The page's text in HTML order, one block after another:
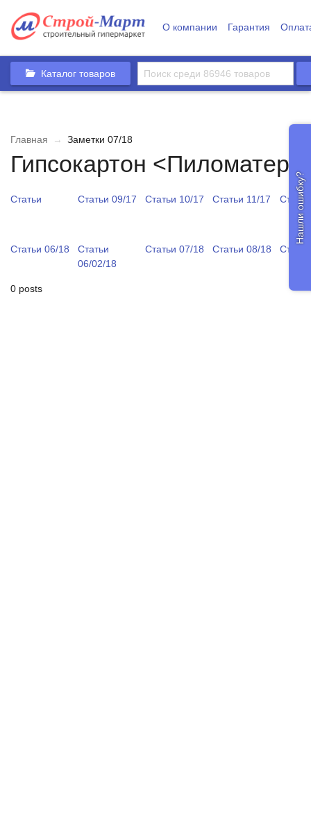
О компании Гарантия
Каталог товаров
Главная → Заметки 07/18
Гипсокартон
Статьи Статьи 09/17 Статьи 10/17 Статьи 11/17
Статьи 06/18
Статьи
06/02/18
Статьи 07/18 Статьи 08/18
0 posts
Нашли ошибку?